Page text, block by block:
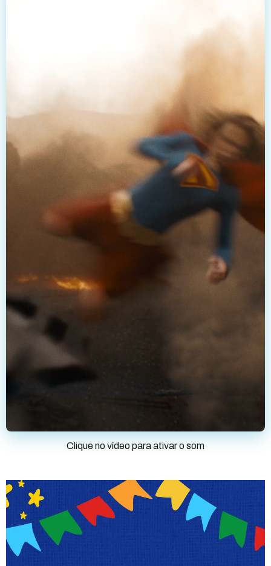
Clique no vídeo para ativar o som